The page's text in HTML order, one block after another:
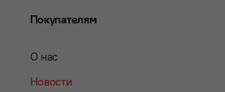
Покупателям
О нас
Новости